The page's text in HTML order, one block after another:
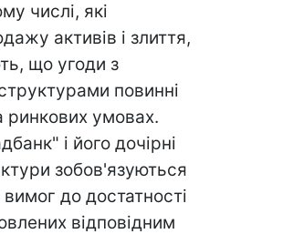
числі, які
активів і злиття,
що угоди з
повинні
ринкових умовах.
і його дочірні
зобов'язуються
до достатності
відповідним